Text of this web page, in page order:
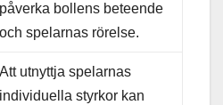
påverka bollens beteende
och spelarnas rörelse.
Att utnyttja spelarnas
individuella styrkor kan